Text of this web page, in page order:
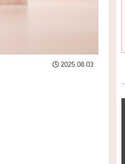
2025.08.03